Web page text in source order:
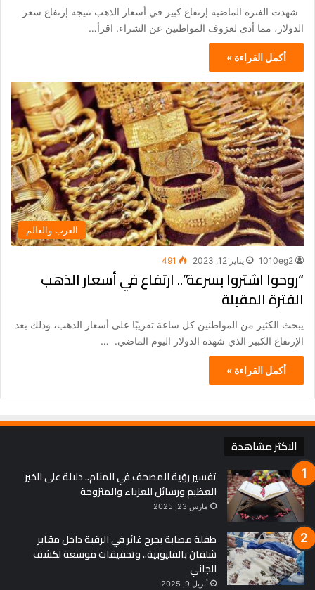
شهدت الفترة الماضية إرتفاع كبير في أسعار الذهب نتيجة إرتفاع سعر
الدولار، مما أدى لعزوف المواطنين عن الشراء. اقرأ…
أكمل القراءة »
العرب والعالم
1010eg2 يناير 12, 2023 491
“روحوا اشتروا بسرعة”.. ارتفاع في أسعار الذهب
الفترة المقبلة
يبحث الكثير من المواطنين كل ساعة تقريبًا على أسعار الذهب، وذلك بعد
الإرتفاع الكبير الذي شهده الدولار اليوم الماضي. …
أكمل القراءة »
الاكثر مشاهدة
تفسير رؤية المصحف في المنام.. دلالة على الخير
العظيم ورسائل للعزباء والمتزوجة
مارس 23, 2025
طفلة مصابة بجرح غائر في الرقبة داخل مقابر
شلقان بالقليوبية.. وتحقيقات موسعة لكشف
الجاني
أبريل 9, 2025